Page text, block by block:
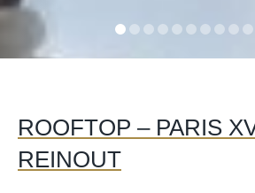
ROOFTOP – PARIS
REINOUT